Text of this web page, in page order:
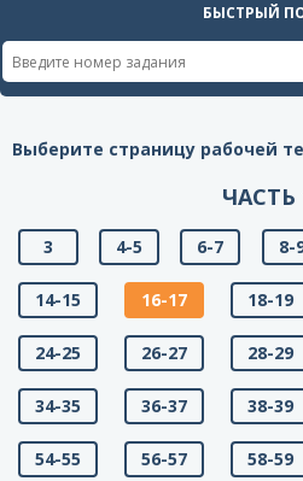
БЫСТРЫЙ
Выберите страницу рабочей
ЧАСТЬ
3 4-5 6-7 8-
14-15 16-17 18-19
24-25 26-27 28-29
34-35 36-37 38-39
54-55 56-57 58-59